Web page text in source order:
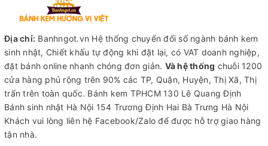
Địa chỉ: Banhngot.vn Hệ thống chuyển đổi số ngành bánh kem
sinh nhật, Chiết khấu tự động khi đặt lại, có VAT doanh nghiệp,
đặt bánh online nhanh chóng đơn giản. Và hệ thống chuỗi 1200
cửa hàng phủ rộng trên 90% các TP, Quận, Huyện, Thị Xã, Thị
trấn trên toàn quốc. Bánh kem TPHCM130 Lê Quang Định
Bánh sinh nhật Hà Nội 154 Trương Định Hai Bà Trưng Hà Nội
Khách vui lòng liên hệ Facebook/Zalo để được hỗ trợ giao hàng
tận nhà.